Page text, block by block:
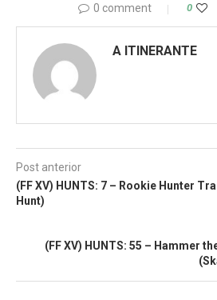
0 comment 0
A ITINERANTE
Post anterior
(FF XV) HUNTS: 7 – Rookie Hunter
Hunt)
(FF XV) HUNTS: 55 – Hammer